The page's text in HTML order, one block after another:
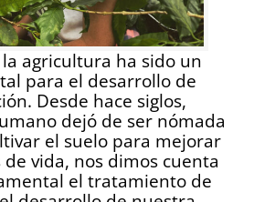
agricultura ha sido un
para el desarrollo de
Desde hace siglos,
dejó de ser nómada
el suelo para mejorar
vida, nos dimos cuenta
el tratamiento de